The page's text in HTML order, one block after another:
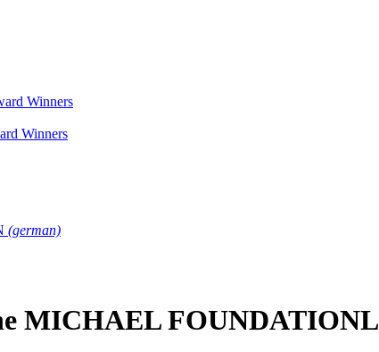
Winners
Winners
(german)
MICHAEL FOUNDATIONL